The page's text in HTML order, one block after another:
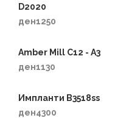
D2020
ден1250
Amber Mill C12 - A3
ден1130
Импланти B3518ss
ден4300